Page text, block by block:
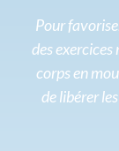
Pour
des
corps en
de libérer